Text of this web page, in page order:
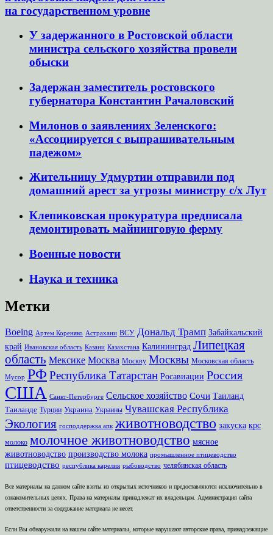
на государственном уровне
У задержанного в Ростовской области
министра сельского хозяйства провели
обыски
Задержан заместитель ростовского
губернатора Константин Рачаловский
Милонов о заявлениях Зеленского:
«Ассоциируется с выпрашивательным
падежом»
Жительницу Удмуртии отправили под
домашний арест за угрозы министру с/х Лут
Клепиковская прокуратура предписала
демонтировать майнинговую ферму
Военные новости
Наука и техника
Метки
Boeing Артем Кореняко Астрахани ВСУ Дональд Трамп Забайкальский
край Ивановская область Казани Казахстана Калининград Липецкая
область Мексике Москва Москву Москвы Московская область
Мусор РФ Республика Татарстан Росавиации Россия
США Санкт-Петербурге Сельское хозяйство Сочи Таиланд
Таиланде Турции Украина Украины Чувашская Республика
Экология господдержка апк животноводство закуска крс
молоко молочное животноводство мясное
животноводство производство молока промышленное птицеводство
птицеводство республика карелия рыбоводство челябинская область
Все материалы на данном сайте взяты из открытых источников и предоставляются исключительно в
ознакомительных целях. Права на материалы принадлежат их владельцам. Администрация сайта
ответственности за содержание материала не несет.
Если Вы обнаружили на нашем сайте материалы, которые нарушают авторские права, принадлежащие